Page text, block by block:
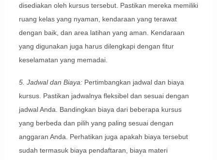
disediakan oleh kursus tersebut. Pastikan mereka memiliki
ruang kelas yang nyaman, kendaraan yang terawat
dengan baik, dan area latihan yang aman. Kendaraan
yang digunakan juga harus dilengkapi dengan fitur
keselamatan yang memadai.
5. Jadwal dan Biaya:Pertimbangkan jadwal dan biaya
kursus. Pastikan jadwalnya fleksibel dan sesuai dengan
jadwal Anda. Bandingkan biaya dari beberapa kursus
yang berbeda dan pilih yang paling sesuai dengan
anggaran Anda. Perhatikan juga apakah biaya tersebut
sudah termasuk biaya pendaftaran, biaya materi